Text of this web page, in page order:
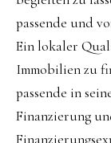
passende und
Ein lokaler
Immobilien zu
passende in
Finanzierung